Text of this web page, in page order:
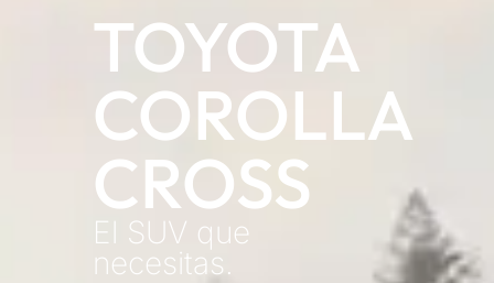
TOYOTA
COROLLA
CROSS
El SUV que
necesitas.